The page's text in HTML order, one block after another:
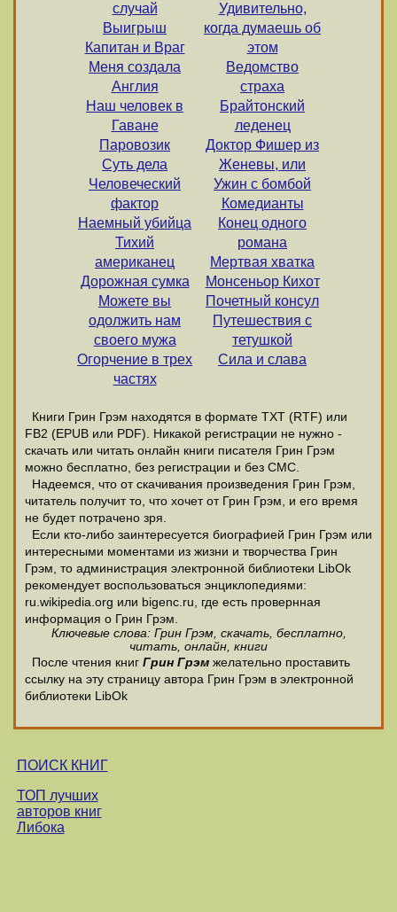
случай
Выигрыш
Капитан и Враг
Меня создала
Англия
Наш человек в
Гаване
Паровозик
Суть дела
Человеческий
фактор
Наемный убийца
Тихий
американец
Дорожная сумка
Можете вы
одолжить нам
своего мужа
Огорчение в трех
частях
Удивительно,
когда думаешь об
этом
Ведомство
страха
Брайтонский
леденец
Доктор Фишер из
Женевы, или
Ужин с бомбой
Комедианты
Конец одного
романа
Мертвая хватка
Монсеньор Кихот
Почетный консул
Путешествия с
тетушкой
Сила и слава
Книги Грин Грэм находятся в формате ТХТ (RTF) или
FB2 (EPUB или PDF). Никакой регистрации не нужно -
скачать или читать онлайн книги писателя Грин Грэм
можно бесплатно, без регистрации и без СМС.
Надеемся, что от скачивания произведения Грин Грэм,
читатель получит то, что хочет от Грин Грэм, и его время
не будет потрачено зря.
Если кто-либо заинтересуется биографией Грин Грэм или
интересными моментами из жизни и творчества Грин
Грэм, то администрация электронной библиотеки LibOk
рекомендует воспользоваться энциклопедиями:
ru.wikipedia.org или bigenc.ru, где есть провернная
информация о Грин Грэм.
Ключевые слова: Грин Грэм, скачать, бесплатно,
читать, онлайн, книги
После чтения книг Грин Грэм желательно проставить
ссылку на эту страницу автора Грин Грэм в электронной
библиотеки LibOk
ПОИСК КНИГ
ТОП лучших
авторов книг
Либока